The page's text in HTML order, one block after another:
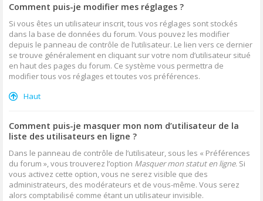
Comment puis-je modifier mes réglages ?
Si vous êtes un utilisateur inscrit, tous vos réglages sont stockés
dans la base de données du forum. Vous pouvez les modifier
depuis le panneau de contrôle de l’utilisateur. Le lien vers ce dernier
se trouve généralement en cliquant sur votre nom d’utilisateur situé
en haut des pages du forum. Ce système vous permettra de
modifier tous vos réglages et toutes vos préférences.
Haut
Comment puis-je masquer mon nom d’utilisateur de la
liste des utilisateurs en ligne ?
Dans le panneau de contrôle de l’utilisateur, sous les « Préférences
du forum », vous trouverez l’option Masquer mon statut en ligne. Si
vous activez cette option, vous ne serez visible que des
administrateurs, des modérateurs et de vous-même. Vous serez
alors comptabilisé comme étant un utilisateur invisible.